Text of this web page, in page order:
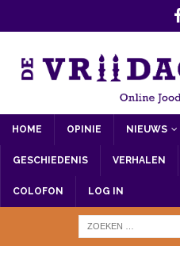
HOME OPINIE NIEUWS
GESCHIEDENIS VERHALEN
COLOFON LOG IN